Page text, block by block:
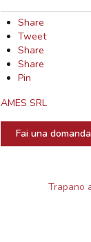
Share
Tweet
Share
Share
Pin
AMES SRL
Fai una
Trapano